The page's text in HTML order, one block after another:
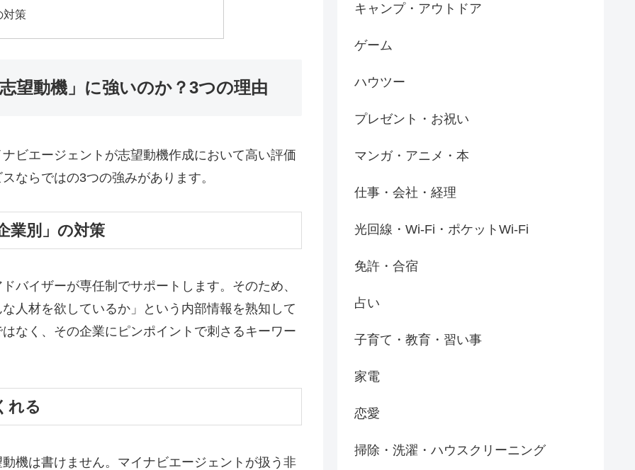
対策
望動機」に強いのか？3つの理由
ビエージェントが志望動機作成において高い評価
ならではの3つの強みがあります。
業別」の対策
バイザーが専任制でサポートします。そのため、
人材を欲しているか」という内部情報を熟知して
なく、その企業にピンポイントで刺さるキーワー
れる
機は書けません。マイナビエージェントが扱う非
キャンプ・アウトドア
ゲーム
ハウツー
プレゼント・お祝い
マンガ・アニメ・本
仕事・会社・経理
光回線・Wi-Fi・ポケットWi-Fi
免許・合宿
占い
子育て・教育・習い事
家電
恋愛
掃除・洗濯・ハウスクリーニング